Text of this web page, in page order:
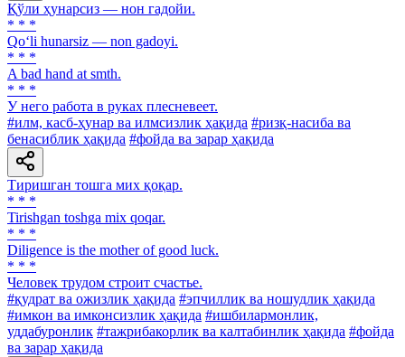
Қўли ҳунарсиз — нон гадойи.
* * *
Qo‘li hunarsiz — non gadoyi.
* * *
A bad hand at smth.
* * *
У него работа в руках плесневеет.
#илм, касб-ҳунар ва илмсизлик ҳақида #ризқ-насиба ва
бенасиблик ҳақида #фойда ва зарар ҳақида
Тиришган тошга мих қоқар.
* * *
Tirishgan toshga mix qoqar.
* * *
Diligence is the mother of good luck.
* * *
Человек трудом строит счастье.
#қудрат ва ожизлик ҳақида #эпчиллик ва ношудлик ҳақида
#имкон ва имконсизлик ҳақида #ишбилармонлик,
уддабуронлик #тажрибакорлик ва калтабинлик ҳақида #фойда
ва зарар ҳақида